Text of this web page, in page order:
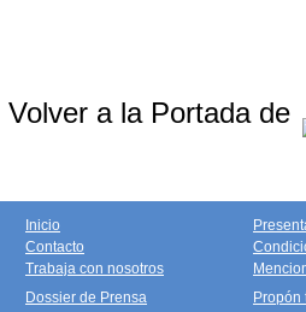
Volver a la Portada de
Inicio
Contacto
Trabaja con nosotros
Dossier de Prensa
Propón